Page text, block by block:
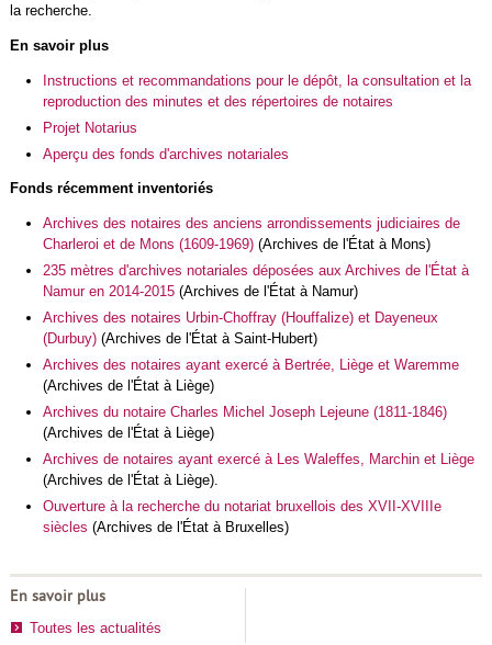
la recherche.
En savoir plus
Instructions et recommandations pour le dépôt, la consultation et la
reproduction des minutes et des répertoires de notaires
Projet Notarius
Aperçu des fonds d'archives notariales
Fonds récemment inventoriés
Archives des notaires des anciens arrondissements judiciaires de
Charleroi et de Mons (1609-1969)(Archives de l'État à Mons)
235 mètres d'archives notariales déposées aux Archives de l'État à
Namur en 2014-2015(Archives de l'État à Namur)
Archives des notaires Urbin-Choffray (Houffalize) et Dayeneux
(Durbuy)(Archives de l'État à Saint-Hubert)
Archives des notaires ayant exercé à Bertrée, Liège et Waremme
(Archives de l'État à Liège)
Archives du notaire Charles Michel Joseph Lejeune (1811-1846)
(Archives de l'État à Liège)
Archives de notaires ayant exercé à Les Waleffes, Marchin et Liège
(Archives de l'État à Liège).
Ouverture à la recherche du notariat bruxellois des XVII-XVIIIe
siècles (Archives de l'État à Bruxelles)
En savoir plus
Toutes les actualités